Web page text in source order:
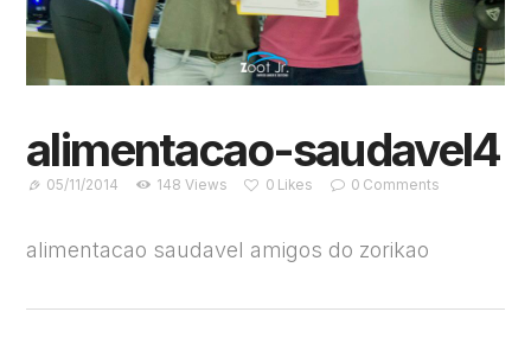
alimentacao-saudavel4
05/11/2014 148 Views 0 Likes 0 Comments
alimentacao saudavel amigos do zorikao